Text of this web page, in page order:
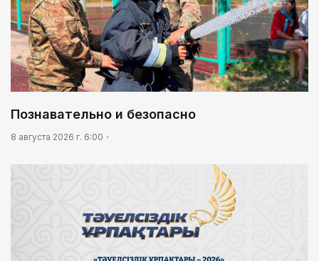
Познавательно и безопасно
8 августа 2026 г. 6:00